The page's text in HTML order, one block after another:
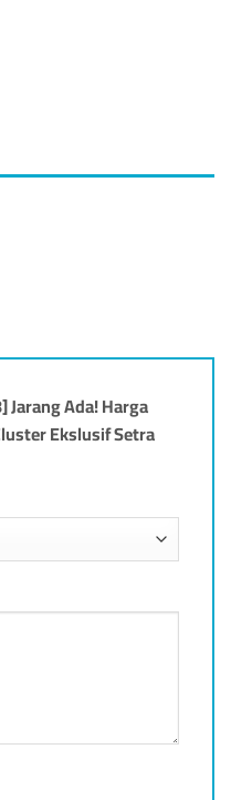
Ada! Harga
Ekslusif Setra